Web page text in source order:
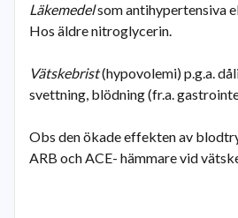
Läkemedelsom antihypertensiva
Hos äldre nitroglycerin.
Vätskebrist(hypovolemi) p.g.a.
svettning, blödning (fr.a.
Obs den ökade effekten av
ARB och ACE- hämmare vid